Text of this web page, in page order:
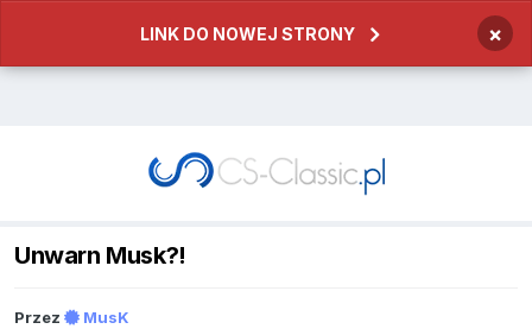
LINK DO NOWEJ STRONY ×
Unwarn Musk?!
Przez
MusK